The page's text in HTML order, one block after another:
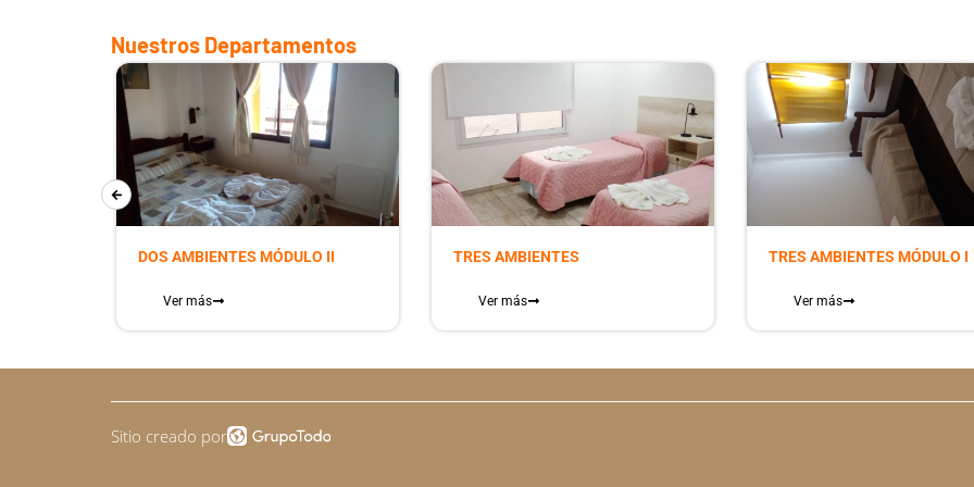
Nuestros Departamentos
DOS AMBIENTES MÓDULO II
Ver más
TRES AMBIENTES
Ver más
TRES AMBIENTES MÓDULO I
Ver más
Sitio creado por